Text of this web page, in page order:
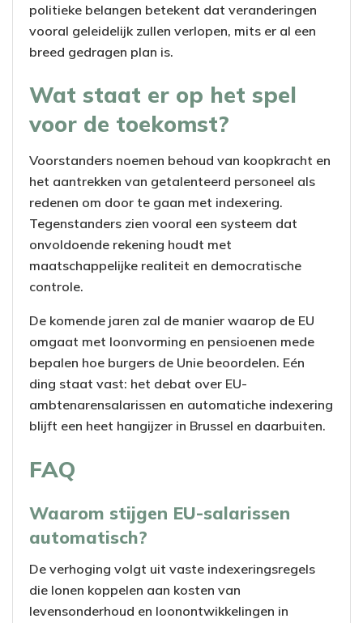
politieke belangen betekent dat veranderingen
vooral geleidelijk zullen verlopen, mits er al een
breed gedragen plan is.
Wat staat er op het spel
voor de toekomst?
Voorstanders noemen behoud van koopkracht en
het aantrekken van getalenteerd personeel als
redenen om door te gaan met indexering.
Tegenstanders zien vooral een systeem dat
onvoldoende rekening houdt met
maatschappelijke realiteit en democratische
controle.
De komende jaren zal de manier waarop de EU
omgaat met loonvorming en pensioenen mede
bepalen hoe burgers de Unie beoordelen. Eén
ding staat vast: het debat over EU-
ambtenarensalarissen en automatiche indexering
blijft een heet hangijzer in Brussel en daarbuiten.
FAQ
Waarom stijgen EU-salarissen
automatisch?
De verhoging volgt uit vaste indexeringsregels
die lonen koppelen aan kosten van
levensonderhoud en loonontwikkelingen in